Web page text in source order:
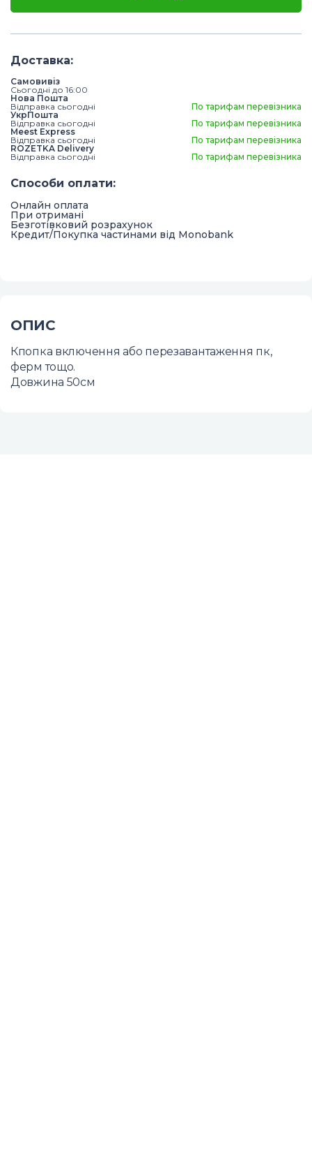
Доставка:
Самовивіз
Сьогодні до 16:00
Нова Пошта
Відправка сьогодні
По тарифам перевізника
УкрПошта
Відправка сьогодні
По тарифам перевізника
Meest Express
Відправка сьогодні
По тарифам перевізника
ROZETKA Delivery
Відправка сьогодні
По тарифам перевізника
Способи оплати:
Онлайн оплата
При отримані
Безготівковий розрахунок
Кредит/Покупка частинами від Monobank
ОПИС
Кпопка включення або перезавантаження пк,
ферм тощо.
Довжина 50см